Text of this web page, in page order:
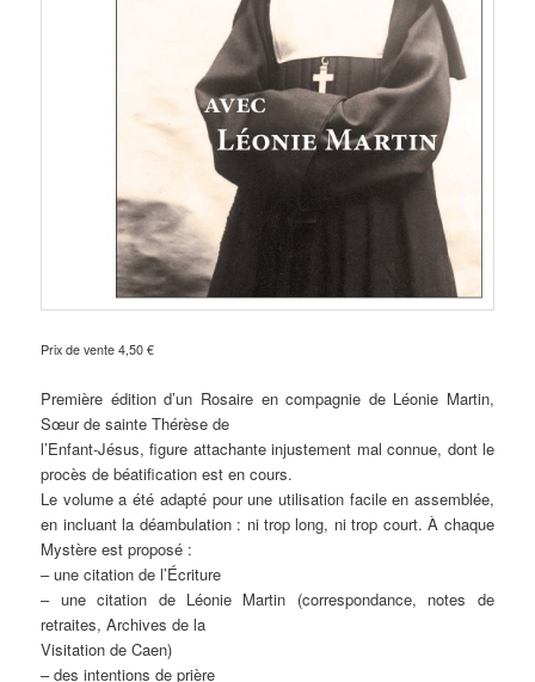
Prix de vente 4,50 €
Première édition d’un Rosaire en compagnie de Léonie Martin,
Sœur de sainte Thérèse de
l’Enfant-Jésus, figure attachante injustement mal connue, dont le
procès de béatification est en cours.
Le volume a été adapté pour une utilisation facile en assemblée,
en incluant la déambulation : ni trop long, ni trop court. À chaque
Mystère est proposé :
– une citation de l’Écriture
– une citation de Léonie Martin (correspondance, notes de
retraites, Archives de la
Visitation de Caen)
– des intentions de prière